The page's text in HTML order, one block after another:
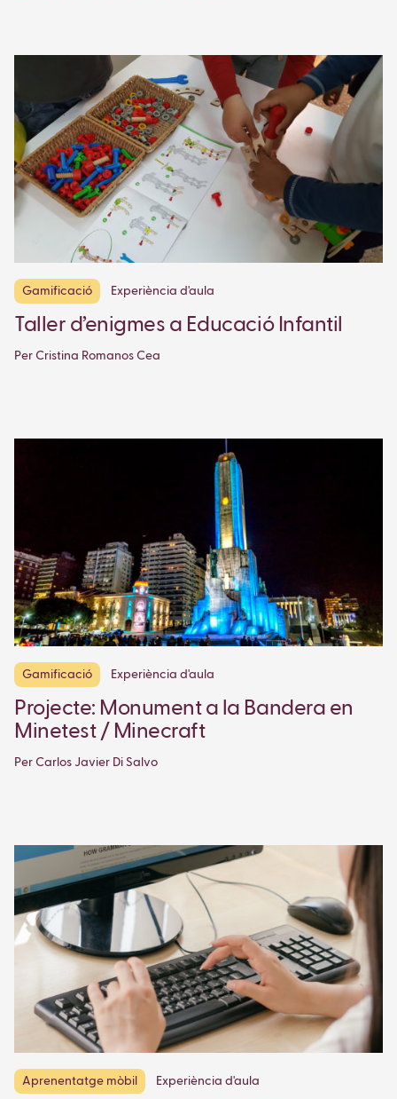
Gamificació Experiència d'aula
Taller d’enigmes a Educació Infantil
Per Cristina Romanos Cea
Gamificació Experiència d'aula
Projecte: Monument a la Bandera en
Minetest / Minecraft
Per Carlos Javier Di Salvo
Aprenentatge mòbil Experiència d'aula